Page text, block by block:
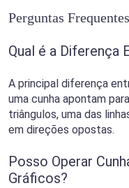
Perguntas Frequentes
Qual é a Diferença
A principal diferença
uma cunha apontam
triângulos, uma das
em direções opostas.
Posso Operar
Gráficos?